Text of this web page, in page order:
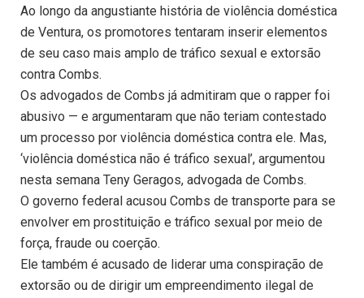
Ao longo da angustiante história de violência doméstica
de Ventura, os promotores tentaram inserir elementos
de seu caso mais amplo de tráfico sexual e extorsão
contra Combs.
Os advogados de Combs já admitiram que o rapper foi
abusivo — e argumentaram que não teriam contestado
um processo por violência doméstica contra ele. Mas,
‘violência doméstica não é tráfico sexual’, argumentou
nesta semana Teny Geragos, advogada de Combs.
O governo federal acusou Combs de transporte para se
envolver em prostituição e tráfico sexual por meio de
força, fraude ou coerção.
Ele também é acusado de liderar uma conspiração de
extorsão ou de dirigir um empreendimento ilegal de